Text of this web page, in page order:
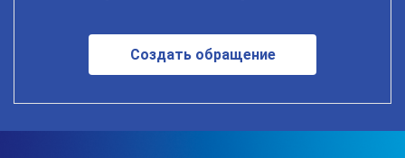
Создать обращение